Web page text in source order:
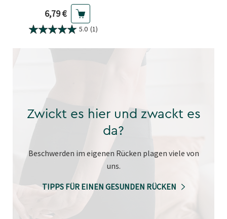
Aktueller Preis
6,79 €
5.0 (1)
Zwickt es hier und zwackt es
da?
Beschwerden im eigenen Rücken plagen viele von
uns.
TIPPS FÜR EINEN GESUNDEN RÜCKEN